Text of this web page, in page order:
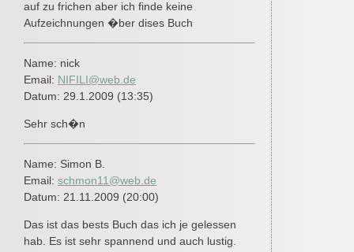
auf zu frichen aber ich finde keine
Aufzeichnungen �ber dises Buch
Name: nick
Email: NIFILI@web.de
Datum: 29.1.2009 (13:35)
Sehr sch�n
Name: Simon B.
Email: schmon11@web.de
Datum: 21.11.2009 (20:00)
Das ist das bests Buch das ich je gelessen
hab. Es ist sehr spannend und auch lustig.